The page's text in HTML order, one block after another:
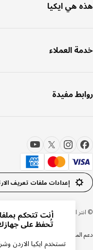
هي ايكيا
العملاء
مفيدة
إعدادات ملفات تعريف
سيستمز بي 1999-2026أنت تتحكم
تُحفظ على جهازك
تستخدم ايكيا الاردن